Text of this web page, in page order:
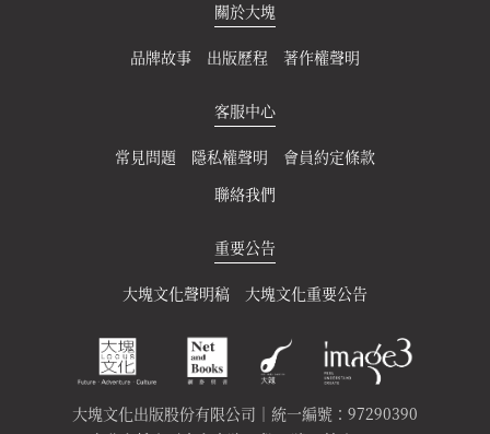
關於大塊
品牌故事 出版歷程 著作權聲明
客服中心
常見問題 隱私權聲明
會員約定條款
聯絡我們
重要公告
大塊文化聲明稿 大塊文化重要公告
大塊文化出版股份有限公司｜統一編號：97290390